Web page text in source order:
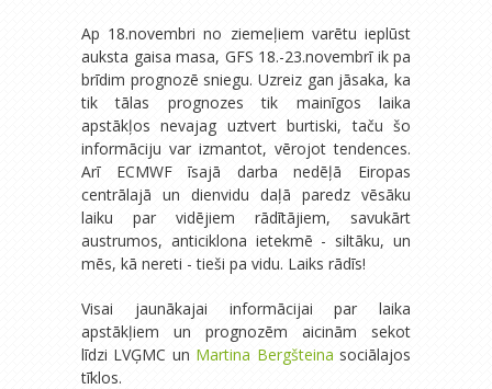
Ap 18.novembri no ziemeļiem varētu ieplūst
auksta gaisa masa, GFS 18.-23.novembrī ik pa
brīdim prognozē sniegu. Uzreiz gan jāsaka, ka
tik tālas prognozes tik mainīgos laika
apstākļos nevajag uztvert burtiski, taču šo
informāciju var izmantot, vērojot tendences.
Arī ECMWF īsajā darba nedēļā Eiropas
centrālajā un dienvidu daļā paredz vēsāku
laiku par vidējiem rādītājiem, savukārt
austrumos, anticiklona ietekmē - siltāku, un
mēs, kā nereti - tieši pa vidu. Laiks rādīs!
Visai jaunākajai informācijai par laika
apstākļiem un prognozēm aicinām sekot
līdzi LVĢMC un Martina Bergšteina sociālajos
tīklos.